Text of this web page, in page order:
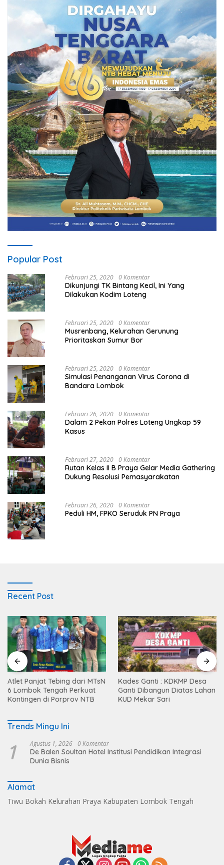
Popular Post
Februari 25, 2020 0 Komentar
Dikunjungi TK Bintang Kecil, Ini Yang
Dilakukan Kodim Loteng
Februari 25, 2020 0 Komentar
Musrenbang, Kelurahan Gerunung
Prioritaskan Sumur Bor
Februari 25, 2020 0 Komentar
Simulasi Penanganan Virus Corona di
Bandara Lombok
Februari 26, 2020 0 Komentar
Dalam 2 Pekan Polres Loteng Ungkap 59
Kasus
Februari 27, 2020 0 Komentar
Rutan Kelas II B Praya Gelar Media Gathering
Dukung Resolusi Pemasyarakatan
Februari 26, 2020 0 Komentar
Peduli HM, FPKO Seruduk PN Praya
Recent Post
Atlet Panjat Tebing dari MTsN
6 Lombok Tengah Perkuat
Kontingen di Porprov NTB
Kades Ganti : KDKMP Desa
Ganti Dibangun Diatas Lahan
KUD Mekar Sari
Trends Mingu Ini
1 Agustus 1, 2026 0 Komentar
De Balen Soultan Hotel Institusi Pendidikan Integrasi
Dunia Bisnis
Alamat
Tiwu Bokah Kelurahan Praya Kabupaten Lombok Tengah